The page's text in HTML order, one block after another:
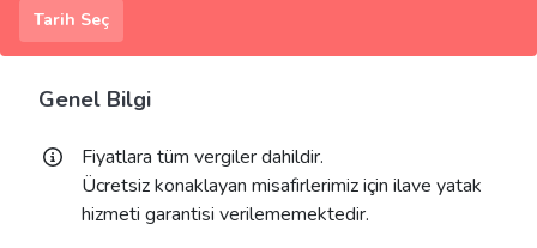
Tarih Seç
Genel Bilgi
Fiyatlara tüm vergiler dahildir.
Ücretsiz konaklayan misafirlerimiz için ilave yatak
hizmeti garantisi verilememektedir.